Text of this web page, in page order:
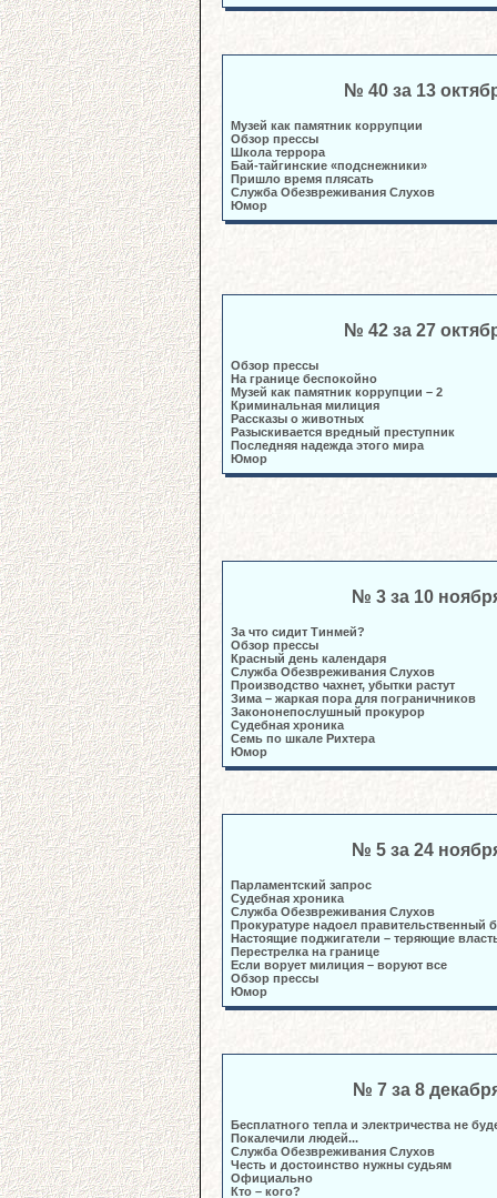
№ 40 за 13
Музей как памятник коррупции
Обзор прессы
Школа террора
Бай-тайгинские «подснежники»
Пришло время плясать
Служба Обезвреживания Слухов
Юмор
№ 42 за 27
Обзор прессы
На границе беспокойно
Музей как памятник коррупции – 2
Криминальная милиция
Рассказы о животных
Разыскивается вредный преступник
Последняя надежда этого мира
Юмор
№ 3 за 10
За что сидит Тинмей?
Обзор прессы
Красный день календаря
Служба Обезвреживания Слухов
Производство чахнет, убытки растут
Зима – жаркая пора для пограничников
Закононепослушный прокурор
Судебная хроника
Семь по шкале Рихтера
Юмор
№ 5 за 24
Парламентский запрос
Судебная хроника
Служба Обезвреживания Слухов
Прокуратуре надоел правительственный
Настоящие поджигатели – теряющие
Перестрелка на границе
Если ворует милиция – воруют все
Обзор прессы
Юмор
№ 7 за 8
Бесплатного тепла и электричества не
Покалечили людей...
Служба Обезвреживания Слухов
Честь и достоинство нужны судьям
Официально
Кто – кого?